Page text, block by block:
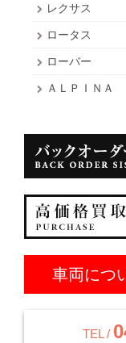
レクサス
ロータス
ローバー
ＡＬＰＩＮＡ
車両につ
TEL /